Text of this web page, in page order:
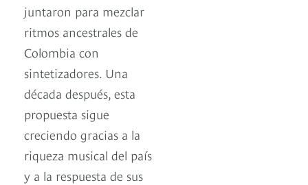
juntaron para mezclar
ritmos ancestrales de
Colombia con
sintetizadores. Una
década después, esta
propuesta sigue
creciendo gracias a la
riqueza musical del país
y a la respuesta de sus